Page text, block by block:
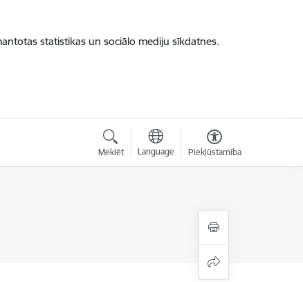
statistikas un sociālo mediju sīkdatnes.
Meklēt Language Piekļūstamība